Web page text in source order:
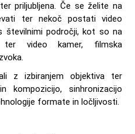
priljubljena. Če se želite na
ter nekoč postati video
številnimi področji, kot so na
ter video kamer, filmska
z izbiranjem objektiva ter
kompozicijo, sinhronizacijo
formate in ločljivosti.